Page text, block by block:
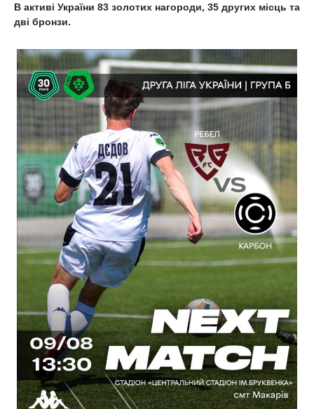
В активі України 83 золотих нагороди, 35 других місць та
дві бронзи.